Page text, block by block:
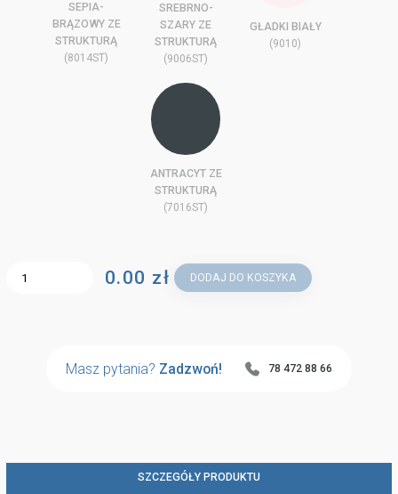
SEPIA-
BRĄZOWY ZE
STRUKTURĄ
(8014ST)
SREBRNO-
SZARY ZE
STRUKTURĄ
(9006ST)
GŁADKI BIAŁY
(9010)
ANTRACYT ZE
STRUKTURĄ
(7016ST)
0.00 zł DODAJ DO KOSZYKA
Masz pytania? Zadzwoń! 78 472 88 66
SZCZEGÓŁY PRODUKTU